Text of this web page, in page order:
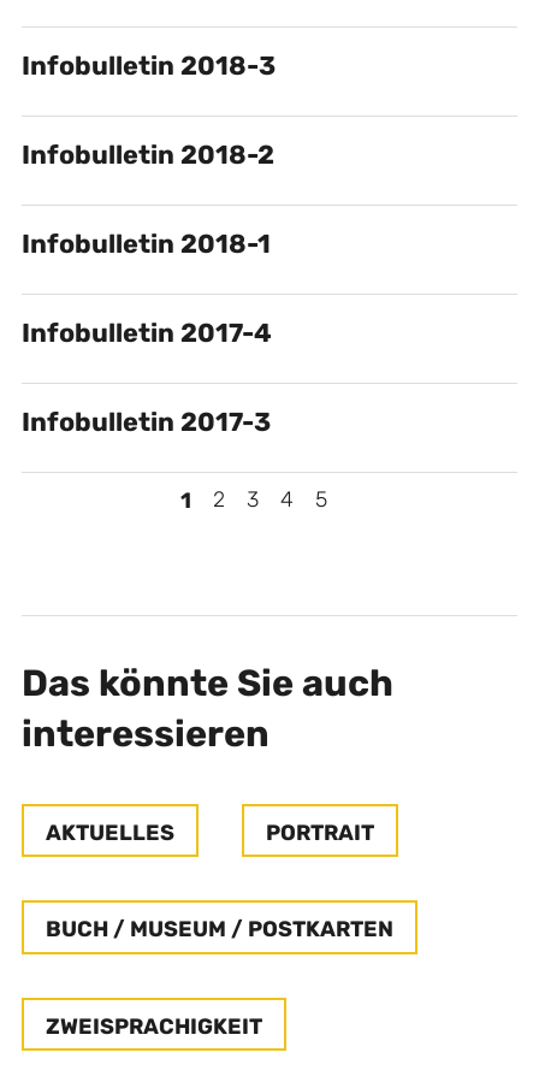
Infobulletin 2018-3
Infobulletin 2018-2
Infobulletin 2018-1
Infobulletin 2017-4
Infobulletin 2017-3
1 2 3 4 5
Das könnte Sie auch
interessieren
AKTUELLES PORTRAIT
BUCH / MUSEUM / POSTKARTEN
ZWEISPRACHIGKEIT